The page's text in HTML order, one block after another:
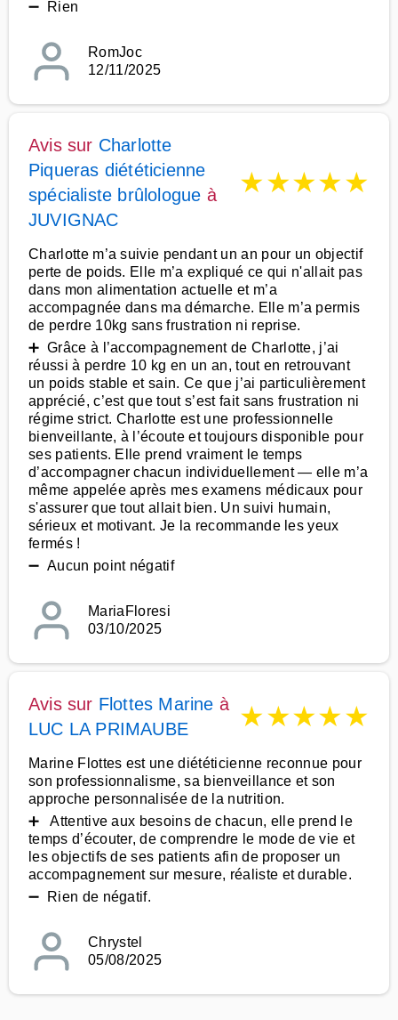
➖ Rien
RomJoc
12/11/2025
Avis sur Charlotte
Piqueras diététicienne
spécialiste brûlologue à
JUVIGNAC
★★★★★
Charlotte m’a suivie pendant un an pour un objectif
perte de poids. Elle m’a expliqué ce qui n'allait pas
dans mon alimentation actuelle et m’a
accompagnée dans ma démarche. Elle m’a permis
de perdre 10kg sans frustration ni reprise.
➕ Grâce à l’accompagnement de Charlotte, j’ai
réussi à perdre 10 kg en un an, tout en retrouvant
un poids stable et sain. Ce que j’ai particulièrement
apprécié, c’est que tout s’est fait sans frustration ni
régime strict. Charlotte est une professionnelle
bienveillante, à l’écoute et toujours disponible pour
ses patients. Elle prend vraiment le temps
d’accompagner chacun individuellement — elle m’a
même appelée après mes examens médicaux pour
s'assurer que tout allait bien. Un suivi humain,
sérieux et motivant. Je la recommande les yeux
fermés !
➖ Aucun point négatif
MariaFloresi
03/10/2025
Avis sur Flottes Marine à
LUC LA PRIMAUBE
★★★★★
Marine Flottes est une diététicienne reconnue pour
son professionnalisme, sa bienveillance et son
approche personnalisée de la nutrition.
➕ Attentive aux besoins de chacun, elle prend le
temps d’écouter, de comprendre le mode de vie et
les objectifs de ses patients afin de proposer un
accompagnement sur mesure, réaliste et durable.
➖ Rien de négatif.
Chrystel
05/08/2025